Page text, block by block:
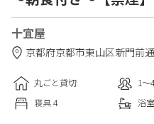
十宜屋
京都府京都市東山区新門前
丸ごと貸切 1〜4
寝具4 浴室